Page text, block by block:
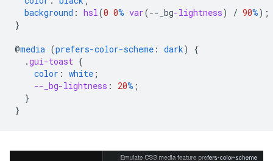
background : hsl(0 0% var(-- _bg-lightness) / 90%);
}
@media (prefers-color-scheme : dark)
{
.gui-toast {
color : white ;
--_bg-lightness : 20% ;
}
}